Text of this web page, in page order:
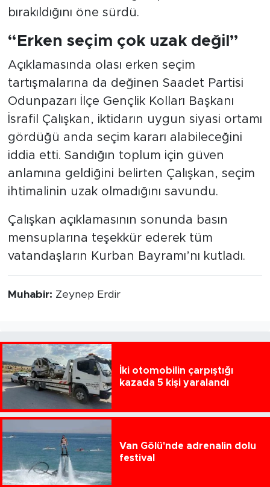
bırakıldığını öne sürdü.
“Erken seçim çok uzak değil”
Açıklamasında olası erken seçim
tartışmalarına da değinen Saadet Partisi
Odunpazarı İlçe Gençlik Kolları Başkanı
İsrafil Çalışkan, iktidarın uygun siyasi ortamı
gördüğü anda seçim kararı alabileceğini
iddia etti. Sandığın toplum için güven
anlamına geldiğini belirten Çalışkan, seçim
ihtimalinin uzak olmadığını savundu.
Çalışkan açıklamasının sonunda basın
mensuplarına teşekkür ederek tüm
vatandaşların Kurban Bayramı’nı kutladı.
Muhabir: Zeynep Erdir
İki otomobilin çarpıştığı
kazada 5 kişi yaralandı
Van Gölü'nde adrenalin dolu
festival